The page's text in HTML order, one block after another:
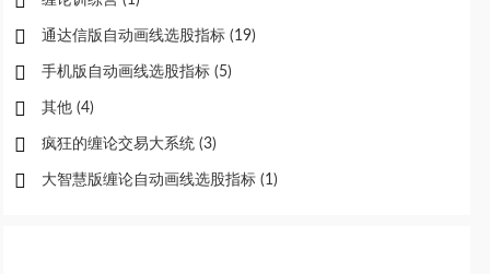
通达信版自动画线选股指标 (19)
手机版自动画线选股指标 (5)
其他 (4)
疯狂的缠论交易大系统 (3)
大智慧版缠论自动画线选股指标 (1)